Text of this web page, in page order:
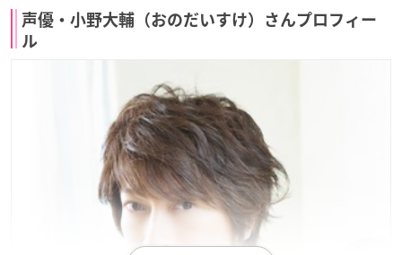
声優・小野大輔（おのだいすけ）さんプロフィー
ル